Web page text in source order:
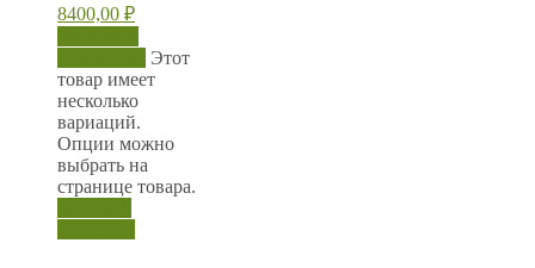
8400,00 ₽
Этот
товар имеет
несколько
вариаций.
Опции можно
выбрать на
странице товара.